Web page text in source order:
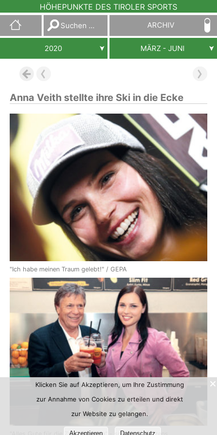
HÖHEPUNKTE DES TIROLER SPORTS
Suchen
nach:
ARCHIV
2020 MÄRZ - JUNI
Anna Veith stellte ihre Ski in die Ecke
"Ich habe meinen Traum gelebt!" / GEPA
"Alles Gute für die Zukunft, Anna" - schweren Herzens
Klicken Sie auf Akzeptieren, um Ihre Zustimmung
zur Annahme von Cookies zu erteilen und direkt
zur Website zu gelangen.
Akzeptieren Datenschutz